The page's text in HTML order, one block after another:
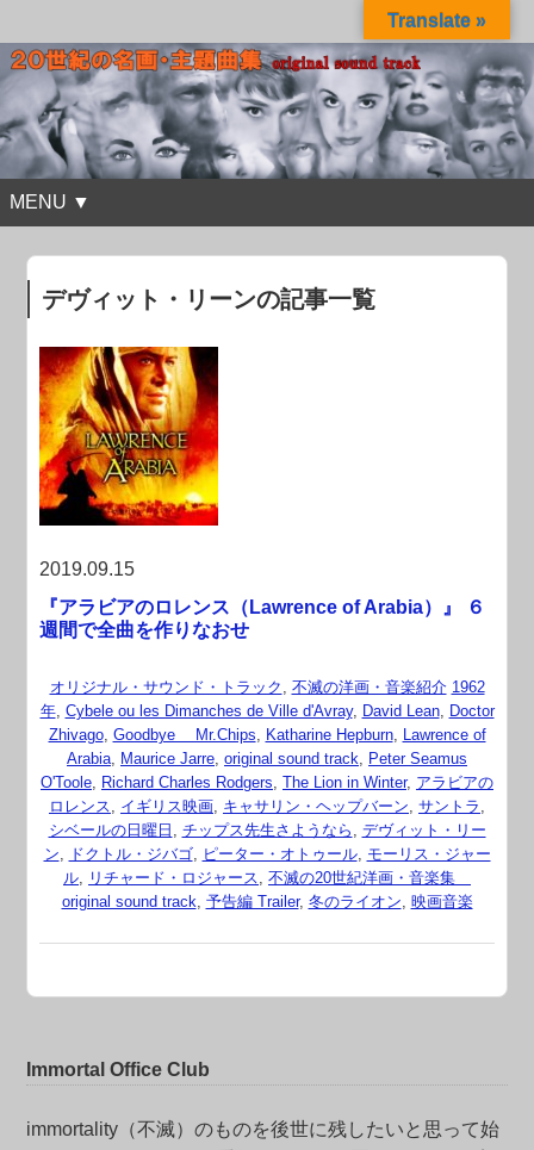
MENU ▼
デヴィット・リーンの記事一覧
2019.09.15
『アラビアのロレンス（Lawrence of Arabia）』 ６
週間で全曲を作りなおせ
オリジナル・サウンド・トラック , 不滅の洋画・音楽紹介 1962
年, Cybele ou les Dimanches de Ville d'Avray, David Lean, Doctor
Zhivago, Goodbye Mr.Chips, Katharine Hepburn, Lawrence of
Arabia, Maurice Jarre, original sound track, Peter Seamus
O'Toole, Richard Charles Rodgers, The Lion in Winter, アラビアの
ロレンス, イギリス映画, キャサリン・ヘップバーン, サントラ ,
シベールの日曜日 , チップス先生さようなら , デヴィット・リー
ン, ドクトル・ジバゴ, ピーター・オトゥール, モーリス・ジャー
ル, リチャード・ロジャース, 不滅の20世紀洋画・音楽集
original sound track, 予告編 Trailer, 冬のライオン, 映画音楽
Immortal Office Club
immortality（不滅）のものを後世に残したいと思って始
Translate »